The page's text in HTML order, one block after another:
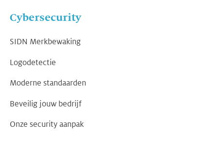
Cybersecurity
SIDN Merkbewaking
Logodetectie
Moderne standaarden
Beveilig jouw bedrijf
Onze security aanpak